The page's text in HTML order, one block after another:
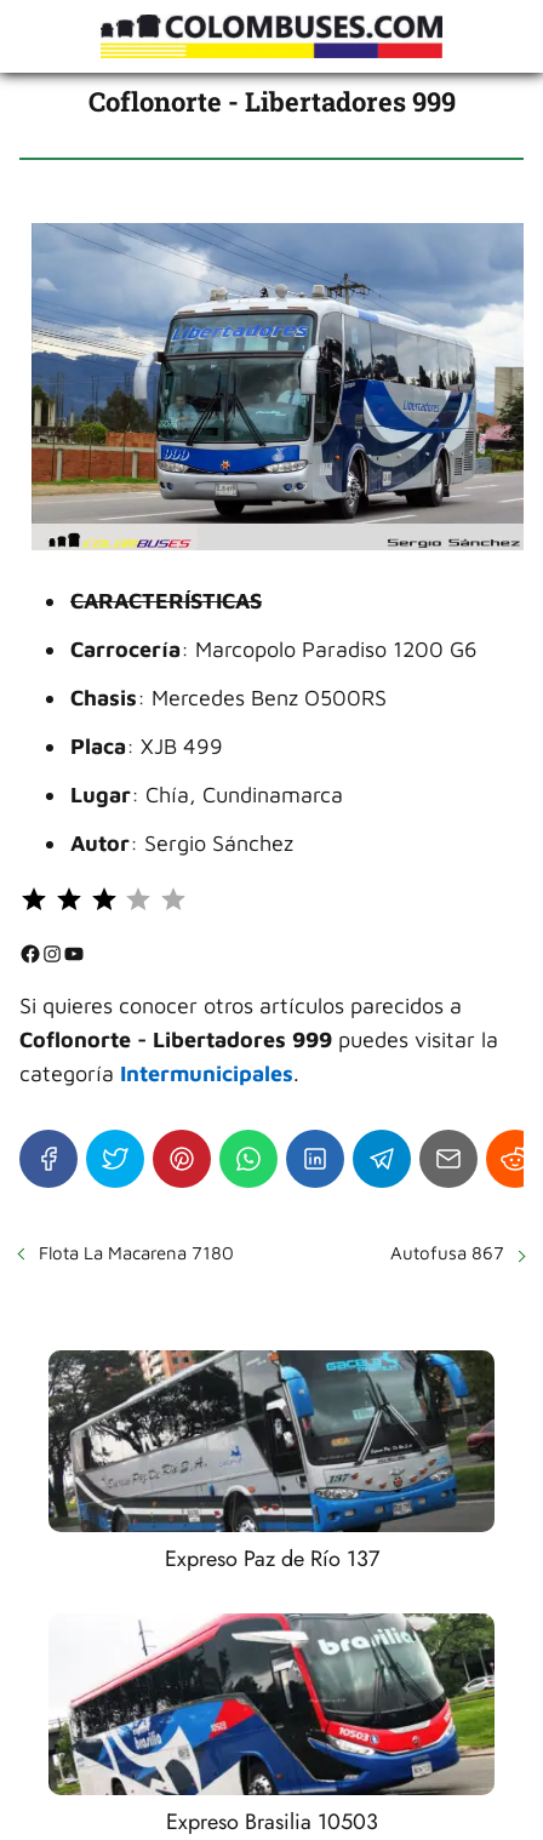
Coflonorte - Libertadores 999
CARACTERÍSTICAS
Carrocería: Marcopolo Paradiso 1200 G6
Chasis: Mercedes Benz O500RS
Placa: XJB 499
Lugar: Chía, Cundinamarca
Autor: Sergio Sánchez
⭐
⭐
Facebook InstagramYouTube
Si quieres conocer otros artículos parecidos a
Coflonorte - Libertadores 999 puedes visitar la
categoría Intermunicipales.
Flota La Macarena 7180 Autofusa 867
Expreso Paz de Río 137
Expreso Brasilia 10503